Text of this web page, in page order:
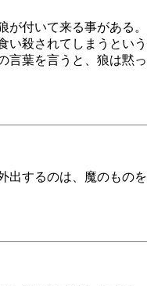
が付いて来る事がある
い殺されてしまうとい
言葉を言うと、狼は黙
出するのは、魔のもの